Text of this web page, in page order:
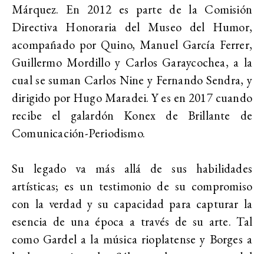
Márquez. En 2012 es parte de la Comisión
Directiva Honoraria del Museo del Humor,
acompañado por Quino, Manuel García Ferrer,
Guillermo Mordillo y Carlos Garaycochea, a la
cual se suman Carlos Nine y Fernando Sendra, y
dirigido por Hugo Maradei. Y es en 2017 cuando
recibe el galardón Konex de Brillante de
Comunicación-Periodismo.
Su legado va más allá de sus habilidades
artísticas; es un testimonio de su compromiso
con la verdad y su capacidad para capturar la
esencia de una época a través de su arte. Tal
como Gardel a la música rioplatense y Borges a